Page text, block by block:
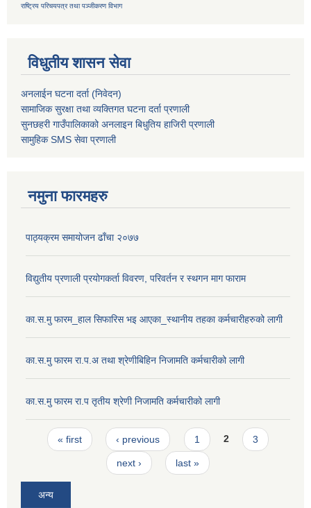
राष्ट्रिय परिचयपत्र तथापञ्जीकरण विभाग
विधुतीय शासन सेवा
अनलाईन घटना दर्ता (निवेदन)
सामाजिक सुरक्षा तथा व्यक्तिगत घटना दर्ताप्रणाली
सुनछहरी गाउँपालिकाको अनलाइन बिधुतिय हाजिरी प्रणाली
सामुहिकSMS सेवाप्रणाली
नमुना फारमहरु
पाठ्यक्रम समायोजन ढाँचा २०७७
विद्युतीय प्रणाली प्रयोगकर्ता विवरण, परिवर्तन र स्थगन माग फाराम
का.स.मु फारम_हाल सिफारिस भइ आएका_स्थानीय तहका कर्मचारीहरुको लागी
का.स.मु फारम रा.प.अ तथा श्रेणीबिहिन निजामति कर्मचारीको लागी
का.स.मु फारम रा.प तृतीय श्रेणी निजामति कर्मचारीको लागी
Pages
« first ‹ previous 1 2 3
next › last »
अन्य